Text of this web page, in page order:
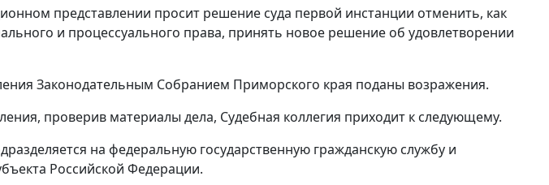
представлении просит решение суда первой инстанции отменить, как
и процессуального права, принять новое решение об удовлетворении
Законодательным Собранием Приморского края поданы возражения.
проверив материалы дела, Судебная коллегия приходит к следующему.
на федеральную государственную гражданскую службу и
Российской Федерации.